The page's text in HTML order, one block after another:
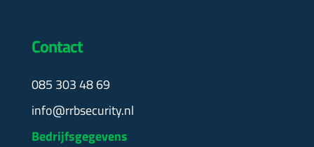
Contact
085 303 48 69
info@rrbsecurity.nl
Bedrijfsgegevens